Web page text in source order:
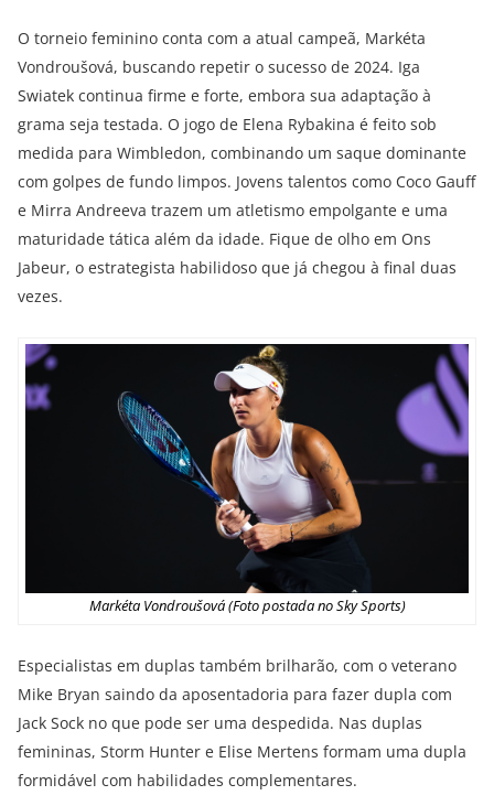
O torneio feminino conta com a atual campeã, Markéta
Vondroušová, buscando repetir o sucesso de 2024. Iga
Swiatek continua firme e forte, embora sua adaptação à
grama seja testada. O jogo de Elena Rybakina é feito sob
medida para Wimbledon, combinando um saque dominante
com golpes de fundo limpos. Jovens talentos como Coco Gauff
e Mirra Andreeva trazem um atletismo empolgante e uma
maturidade tática além da idade. Fique de olho em Ons
Jabeur, o estrategista habilidoso que já chegou à final duas
vezes.
Markéta Vondroušová (Foto postada no Sky Sports)
Especialistas em duplas também brilharão, com o veterano
Mike Bryan saindo da aposentadoria para fazer dupla com
Jack Sock no que pode ser uma despedida. Nas duplas
femininas, Storm Hunter e Elise Mertens formam uma dupla
formidável com habilidades complementares.